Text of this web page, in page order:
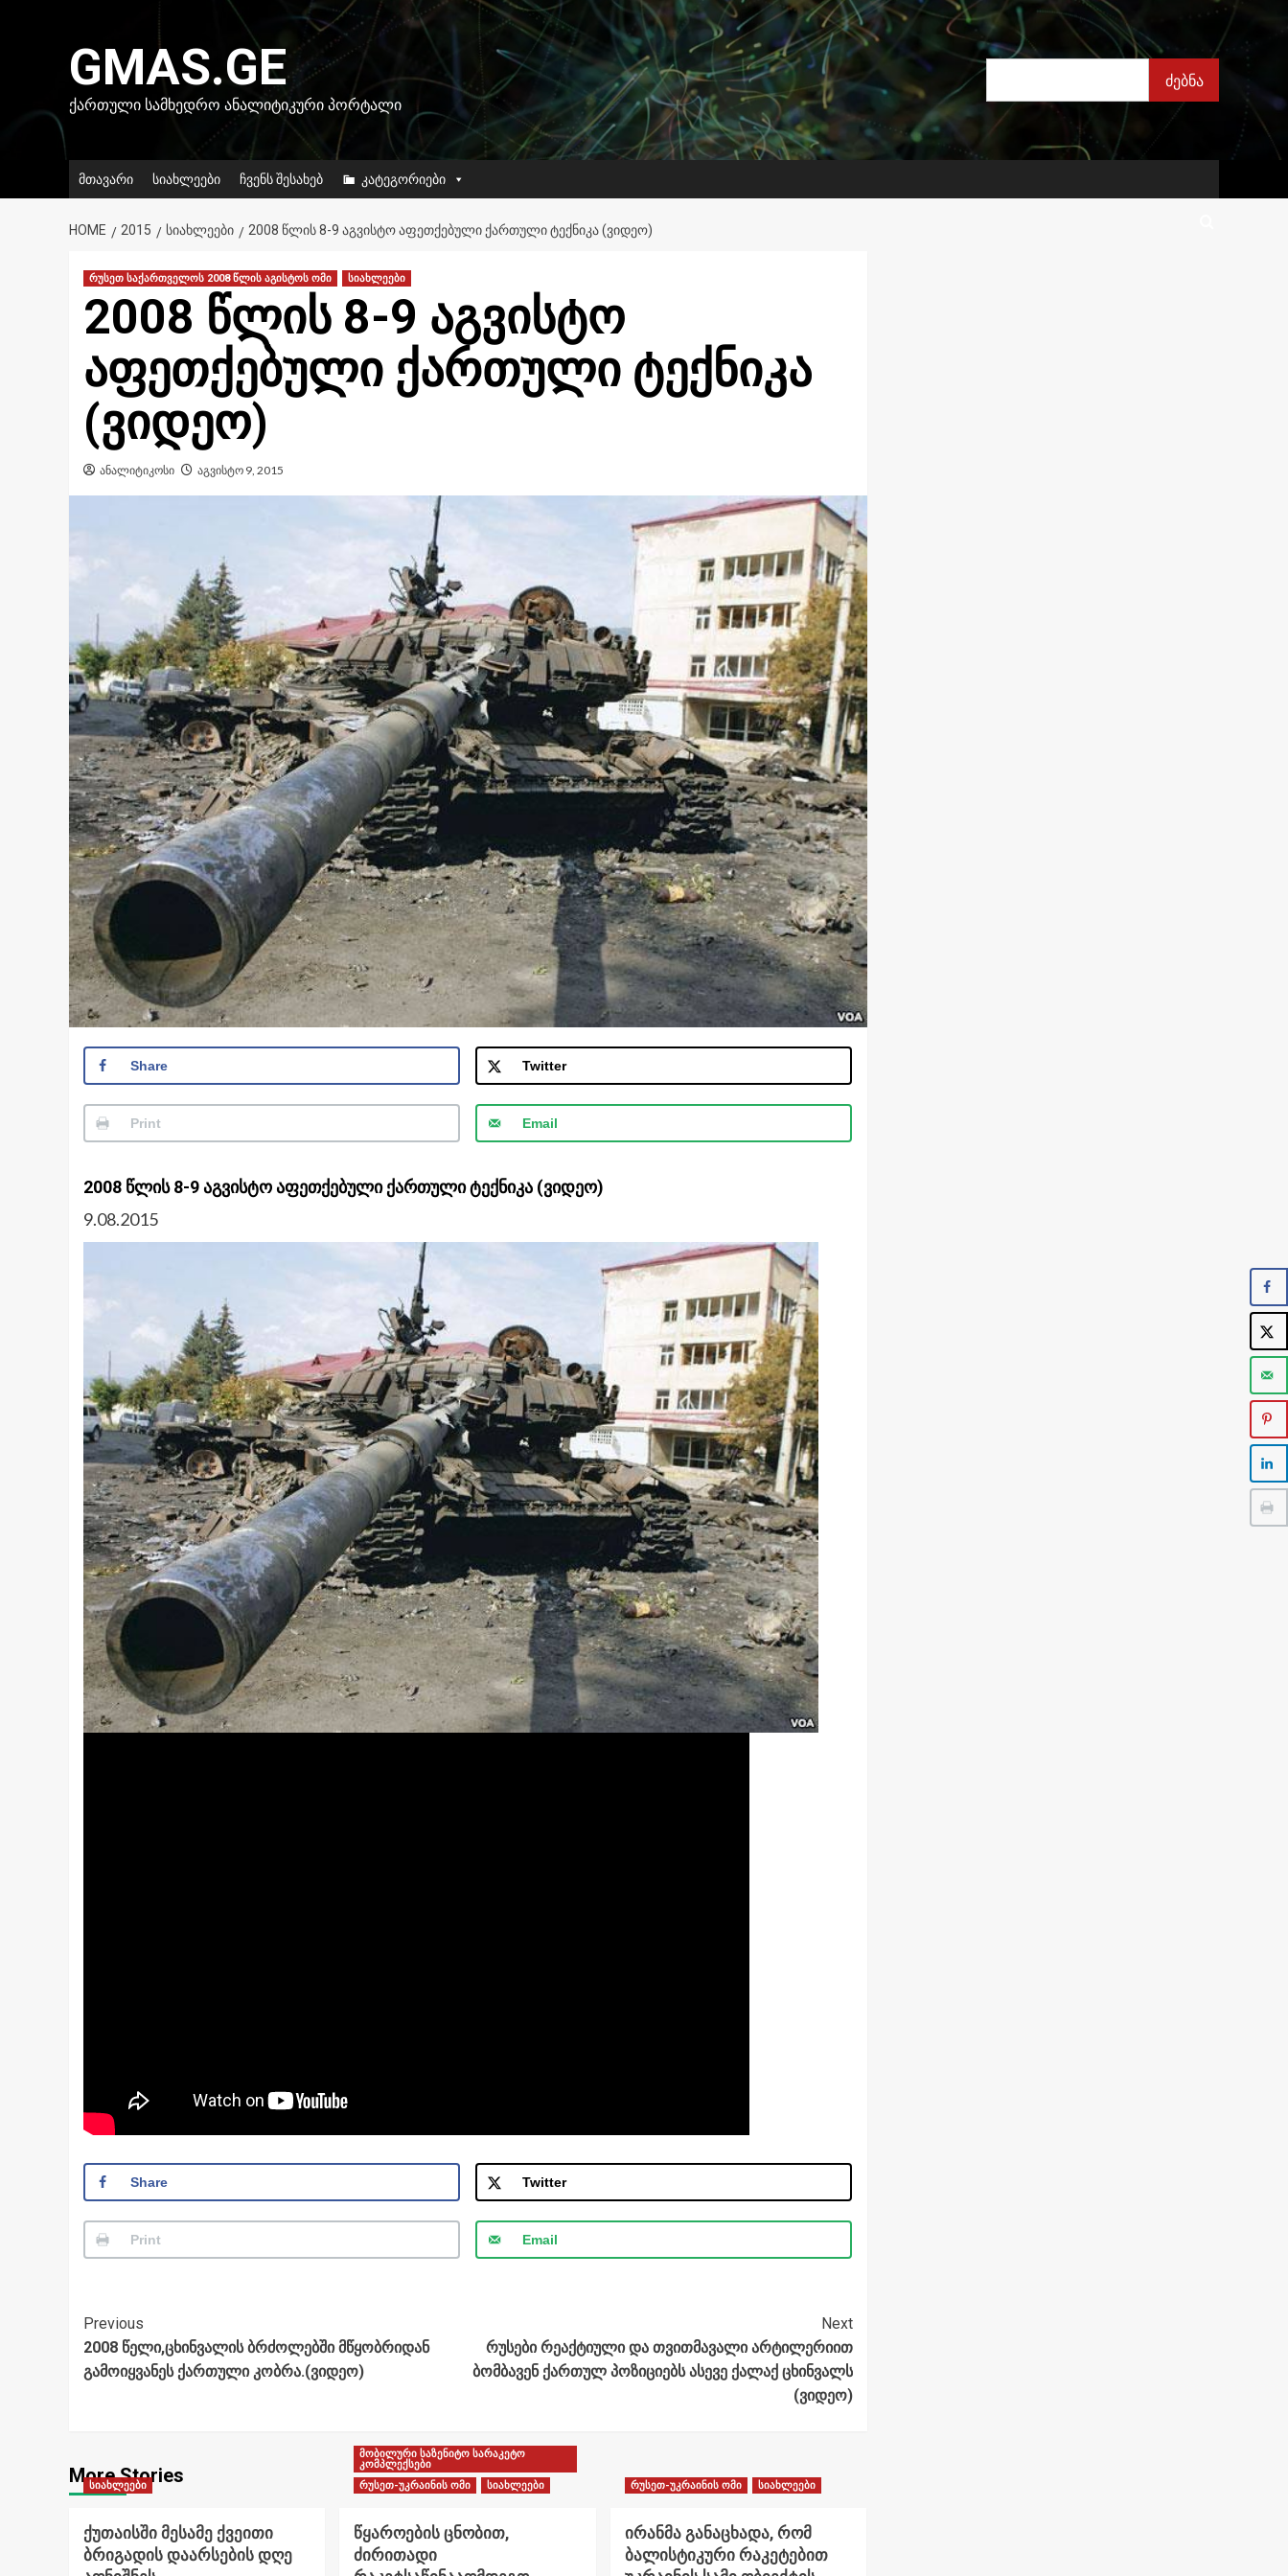
GMAS.GE
ᲥᲐᲠᲗᲣᲚᲘ ᲡᲐᲛᲮᲔᲓᲠᲝ ᲐᲜᲐᲚᲘᲢᲘᲙᲣᲠᲘ ᲞᲝᲠᲢᲐᲚᲘ
ძებნა
ძებნა
მთავარი სიახლეები ჩვენს შესახებ კატეგორიები
HOME 2015 ᲡᲘᲐᲮᲚᲔᲔᲑᲘ 2008 ᲬᲚᲘᲡ 8-9 ᲐᲒᲕᲘᲡᲢᲝ ᲐᲤᲔᲗᲥᲔᲑᲣᲚᲘ ᲥᲐᲠᲗᲣᲚᲘ ᲢᲔᲥᲜᲘᲙᲐ (ᲕᲘᲓᲔᲝ)
რუსეთ საქართველოს 2008 წლის აგისტოს ომი სიახლეები
2008 წლის 8-9 აგვისტო
აფეთქებული ქართული ტექნიკა
(ვიდეო)
ანალიტიკოსი აგვისტო 9, 2015
Share Twitter
Print Email
2008 წლის 8-9 აგვისტო აფეთქებული ქართული ტექნიკა (ვიდეო)
9.08.2015
Share Twitter
Print Email
Post
Navigation
Previous
2008 წელი,ცხინვალის ბრძოლებში მწყობრიდან
გამოიყვანეს ქართული კობრა.(ვიდეო)
Next
რუსები რეაქტიული და თვითმავალი არტილერიით
ბომბავენ ქართულ პოზიციებს ასევე ქალაქ ცხინვალს
(ვიდეო)
More Stories
სიახლეები
ქუთაისში მესამე ქვეითი
ბრიგადის დაარსების დღე
მობილური საზენიტო სარაკეტო
კომპლექსები
რუსეთ-უკრაინის ომი
სიახლეები
წყაროების ცნობით,
ძირითადი
რუსეთ-უკრაინის ომი სიახლეები
ირანმა განაცხადა, რომ
ბალისტიკური რაკეტებით